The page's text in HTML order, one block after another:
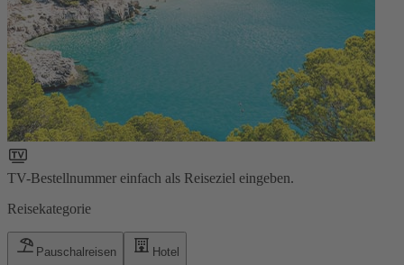
TV-Bestellnummer einfach als Reiseziel eingeben.
Reisekategorie
Pauschalreisen Hotel